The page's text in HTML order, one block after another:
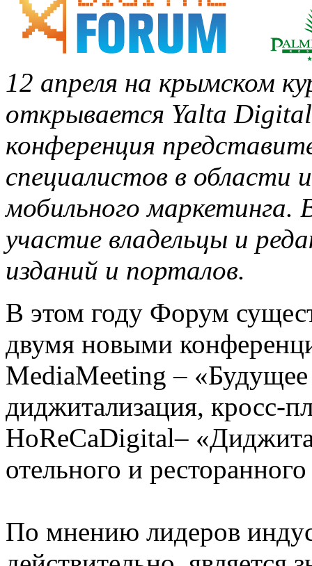
12 апреля на крымском
открывается Yalta
конференция
специалистов в области
мобильного
участие владельцы и
изданий и порталов.
В этом году Форум
двумя новыми
MediaMeeting –
диджитализация, кросс-
HoReCaDigital–
отельного и
По мнению лидеров